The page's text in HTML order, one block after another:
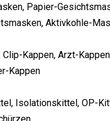
Papier-
Aktivkohle-
Kappen, Arzt-
Kappen
Isolationskittel, OP-